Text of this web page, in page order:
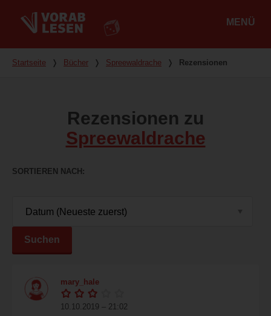
MENÜ
Du bist hier
Startseite ❭ Bücher ❭ Spreewaldrache ❭ Rezensionen
Rezensionen zu
Spreewaldrache
SORTIEREN NACH
Suchen
mary_hale
10.10.2019 – 21:02